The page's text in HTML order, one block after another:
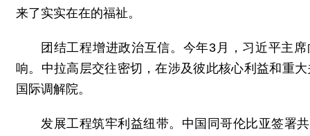
来了实实在在的福祉。
团结工程增进政治互信。今年3月，习近平主
响。中拉高层交往密切，在涉及彼此核心利益和重
国际调解院。
发展工程筑牢利益纽带。中国同哥伦比亚签署